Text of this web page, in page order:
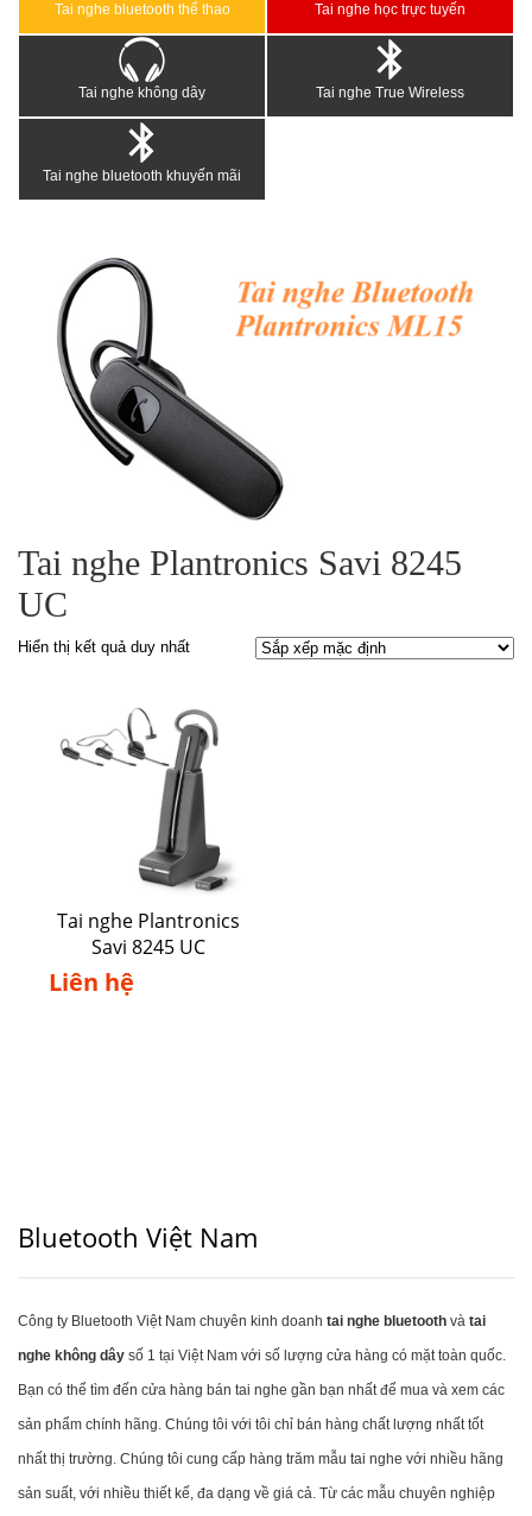
Tai nghe bluetooth thể thao Tai nghe học trực tuyến
Tai nghe không dây Tai nghe True Wireless
Tai nghe bluetooth khuyến mãi
Tai nghe Plantronics Savi 8245
UC
Hiển thị kết quả duy nhất
Tai nghe Plantronics
Savi 8245 UC
Liên hệ
Bluetooth Việt Nam
Công ty Bluetooth Việt Nam chuyên kinh doanh tai nghe bluetooth và tai
nghe không dây số 1 tại Việt Nam với số lượng cửa hàng có mặt toàn quốc.
Bạn có thể tìm đến cửa hàng bán tai nghe gần bạn nhất để mua và xem các
sản phẩm chính hãng. Chúng tôi với tôi chỉ bán hàng chất lượng nhất tốt
nhất thị trường. Chúng tôi cung cấp hàng trăm mẫu tai nghe với nhiều hãng
sản suất, với nhiều thiết kế, đa dạng về giá cả. Từ các mẫu chuyên nghiệp